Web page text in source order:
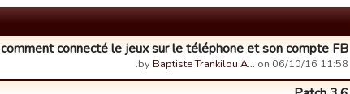
comment connecté le jeux sur le téléphone et son compte FB
byBaptiste Trankilou A… on 06/10/16 11:58.